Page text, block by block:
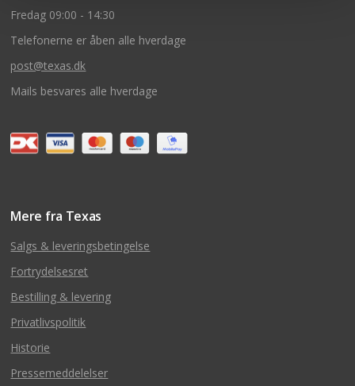
Fredag 09:00 - 14:30
Telefonerne er åben alle hverdage
post@texas.dk
Mails besvares alle hverdage
Mere fra Texas
Salgs & leveringsbetingelse
Fortrydelsesret
Bestilling & levering
Privatlivspolitik
Historie
Pressemeddelelser